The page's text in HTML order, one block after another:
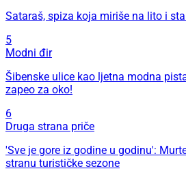
Sataraš, spiza koja miriše na lito i
5
Modni đir
Šibenske ulice kao ljetna modna
zapeo za oko!
6
Druga strana priče
'Sve je gore iz godine u godinu':
stranu turističke sezone